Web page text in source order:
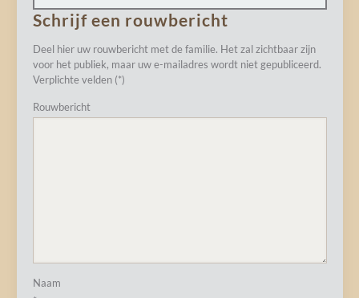
Schrijf een rouwbericht
Deel hier uw rouwbericht met de familie. Het zal zichtbaar zijn
voor het publiek, maar uw e-mailadres wordt niet gepubliceerd.
Verplichte velden (*)
Rouwbericht
Naam